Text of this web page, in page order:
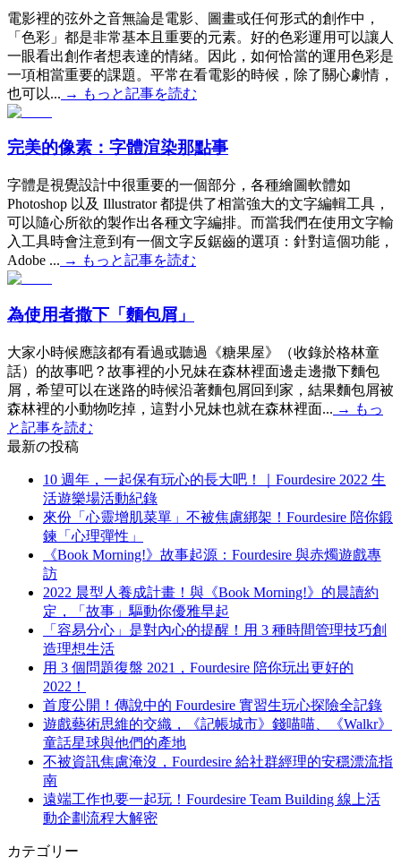
電影裡的弦外之音無論是電影、圖畫或任何形式的創作中，
「色彩」都是非常基本且重要的元素。好的色彩運用可以讓人
一眼看出創作者想表達的情緒。因此，如何恰當的運用色彩是
一項相當重要的課題。平常在看電影的時候，除了關心劇情，
也可以... → もっと記事を読む
完美的像素：字體渲染那點事
字體是視覺設計中很重要的一個部分，各種繪圖軟體如
Photoshop 以及 Illustrator 都提供了相當強大的文字編輯工具，
可以隨心所欲的製作出各種文字編排。而當我們在使用文字輸
入工具時會注意到有一個文字反鋸齒的選項：針對這個功能，
Adobe ... → もっと記事を読む
為使用者撒下「麵包屑」
大家小時候應該都有看過或聽過《糖果屋》（收錄於格林童
話）的故事吧？故事裡的小兄妹在森林裡面邊走邊撒下麵包
屑，希望可以在迷路的時候沿著麵包屑回到家，結果麵包屑被
森林裡的小動物吃掉，這對小兄妹也就在森林裡面... → もっ
と記事を読む
最新の投稿
10 週年，一起保有玩心的長大吧！｜Fourdesire 2022 生
活遊樂場活動紀錄
來份「心靈增肌菜單」不被焦慮綁架！Fourdesire 陪你鍛
鍊「心理彈性」
《Book Morning!》故事起源：Fourdesire 與赤燭遊戲專
訪
2022 晨型人養成計畫！與《Book Morning!》的晨讀約
定，「故事」驅動你優雅早起
「容易分心」是對內心的提醒！用 3 種時間管理技巧創
造理想生活
用 3 個問題復盤 2021，Fourdesire 陪你玩出更好的
2022！
首度公開！傳說中的 Fourdesire 實習生玩心探險全記錄
遊戲藝術思維的交織，《記帳城市》錢喵喵、《Walkr》
童話星球與他們的產地
不被資訊焦慮淹沒，Fourdesire 給社群經理的安穩漂流指
南
遠端工作也要一起玩！Fourdesire Team Building 線上活
動企劃流程大解密
カテゴリー